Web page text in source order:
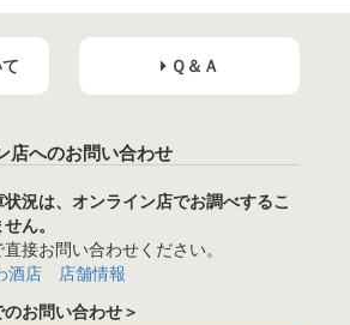
Ｑ＆Ａ
店へのお問い合わせ
状況は、オンライン店でお調べするこ
ん。
接お問い合わせください。
酒店 店舗情報
のお問い合わせ＞